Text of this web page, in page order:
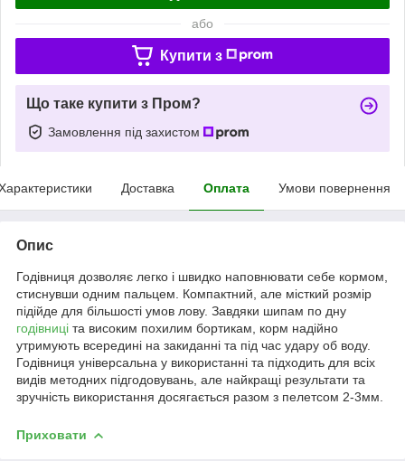
або
Купити з
Що таке купити з Пром?
Замовлення під захистом
Доставка Оплата Умови повернення
Опис
Годівниця дозволяє легко і швидко наповнювати себе кормом,
стиснувши одним пальцем. Компактний, але місткий розмір
підійде для більшості умов лову. Завдяки шипам по дну
годівниці та високим похилим бортикам, корм надійно
утримують всередині на закиданні та під час удару об воду.
Годівниця універсальна у використанні та підходить для всіх
видів методних підгодовувань, але найкращі результати та
зручність використання досягається разом з пелетсом 2-3мм.
Приховати